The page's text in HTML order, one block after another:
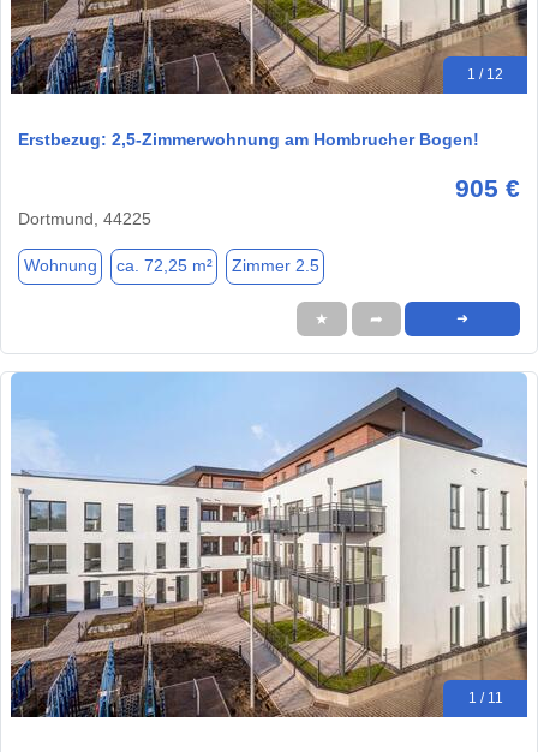
1 / 12
Erstbezug: 2,5-Zimmerwohnung am Hombrucher Bogen!
905 €
Dortmund, 44225
Wohnung ca. 72,25 m² Zimmer 2.5
★ ➦ ➜
1 / 11